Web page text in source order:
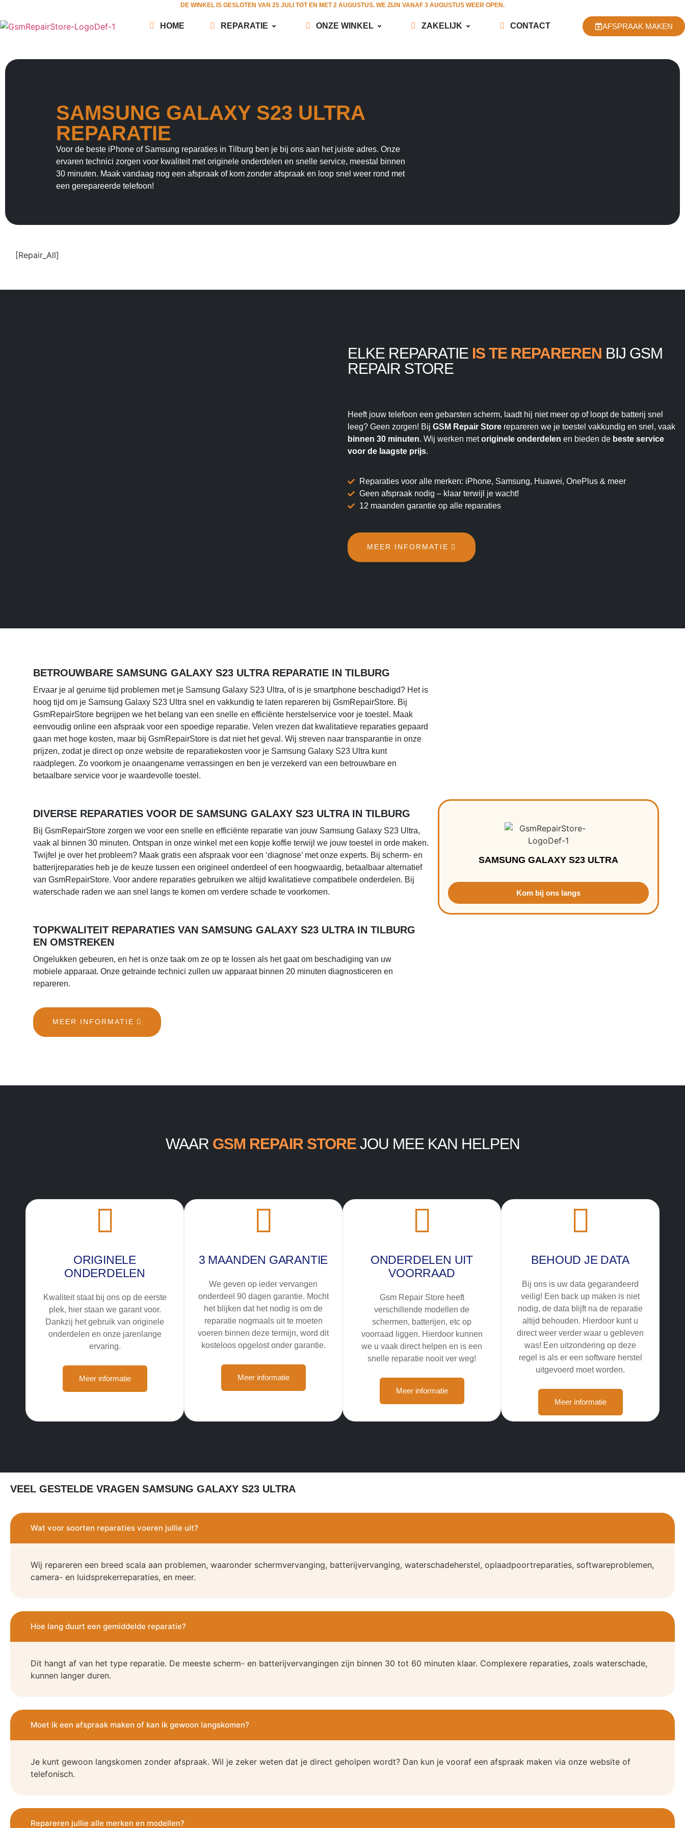
DE WINKEL IS GESLOTEN VAN 25 JULI TOT EN MET 2 AUGUSTUS. WE ZIJN VANAF 3 AUGUSTUS WEER OPEN.
HOME REPARATIE ONZE WINKEL ZAKELIJK CONTACT AFSPRAAK MAKEN
SAMSUNG GALAXY S23 ULTRA
REPARATIE
Voor de beste iPhone of Samsung reparaties in Tilburg ben je bij ons aan het juiste adres. Onze
ervaren technici zorgen voor kwaliteit met originele onderdelen en snelle service, meestal binnen
30 minuten. Maak vandaag nog een afspraak of kom zonder afspraak en loop snel weer rond met
een gerepareerde telefoon!
[Repair_All]
ELKE REPARATIE IS TE REPAREREN BIJ GSM
REPAIR STORE
Heeft jouw telefoon een gebarsten scherm, laadt hij niet meer op of loopt de batterij snel
leeg? Geen zorgen! Bij GSM Repair Store repareren we je toestel vakkundig en snel, vaak
binnen 30 minuten. Wij werken metoriginele onderdelen en bieden de beste service
voor de laagste prijs.
Reparaties voor alle merken: iPhone, Samsung, Huawei, OnePlus & meer
Geen afspraak nodig – klaar terwijl je wacht!
12 maanden garantie op alle reparaties
MEER INFORMATIE
BETROUWBARE SAMSUNG GALAXY S23 ULTRA REPARATIE IN TILBURG
Ervaar je al geruime tijd problemen met je Samsung Galaxy S23 Ultra, of is je smartphone beschadigd? Het is
hoog tijd om je Samsung Galaxy S23 Ultra snel en vakkundig te laten repareren bij GsmRepairStore. Bij
GsmRepairStore begrijpen we het belang van een snelle en efficiënte herstelservice voor je toestel. Maak
eenvoudig online een afspraak voor een spoedige reparatie. Velen vrezen dat kwalitatieve reparaties gepaard
gaan met hoge kosten, maar bij GsmRepairStore is dat niet het geval. Wij streven naar transparantie in onze
prijzen, zodat je direct op onze website de reparatiekosten voor je Samsung Galaxy S23 Ultra kunt
raadplegen. Zo voorkom je onaangename verrassingen en ben je verzekerd van een betrouwbare en
betaalbare service voor je waardevolle toestel.
DIVERSE REPARATIES VOOR DE SAMSUNG GALAXY S23 ULTRA IN TILBURG
Bij GsmRepairStore zorgen we voor een snelle en efficiënte reparatie van jouw Samsung Galaxy S23 Ultra,
vaak al binnen 30 minuten. Ontspan in onze winkel met een kopje koffie terwijl we jouw toestel in orde maken.
Twijfel je over het probleem? Maak gratis een afspraak voor een ‘diagnose’ met onze experts. Bij scherm- en
batterijreparaties heb je de keuze tussen een origineel onderdeel of een hoogwaardig, betaalbaar alternatief
van GsmRepairStore. Voor andere reparaties gebruiken we altijd kwalitatieve compatibele onderdelen. Bij
waterschade raden we aan snel langs te komen om verdere schade te voorkomen.
TOPKWALITEIT REPARATIES VAN SAMSUNG GALAXY S23 ULTRA IN TILBURG
EN OMSTREKEN
Ongelukken gebeuren, en het is onze taak om ze op te lossen als het gaat om beschadiging van uw
mobiele apparaat. Onze getrainde technici zullen uw apparaat binnen 20 minuten diagnosticeren en
repareren.
MEER INFORMATIE
SAMSUNG GALAXY S23 ULTRA
Kom bij ons langs
WAAR GSM REPAIR STOREJOU MEE KAN HELPEN
ORIGINELE
ONDERDELEN
Kwaliteit staat bij ons op de eerste
plek, hier staan we garant voor.
Dankzij het gebruik van originele
onderdelen en onze jarenlange
ervaring.
Meer informatie
3 MAANDEN GARANTIE
We geven op ieder vervangen
onderdeel 90 dagen garantie. Mocht
het blijken dat het nodig is om de
reparatie nogmaals uit te moeten
voeren binnen deze termijn, word dit
kosteloos opgelost onder garantie.
Meer informatie
ONDERDELEN UIT
VOORRAAD
Gsm Repair Store heeft
verschillende modellen de
schermen, batterijen, etc op
voorraad liggen. Hierdoor kunnen
we u vaak direct helpen en is een
snelle reparatie nooit ver weg!
Meer informatie
BEHOUD JE DATA
Bij ons is uw data gegarandeerd
veilig! Een back up maken is niet
nodig, de data blijft na de reparatie
altijd behouden. Hierdoor kunt u
direct weer verder waar u gebleven
was! Een uitzondering op deze
regel is als er een software herstel
uitgevoerd moet worden.
Meer informatie
VEEL GESTELDE VRAGEN SAMSUNG GALAXY S23 ULTRA
Wat voor soorten reparaties voeren jullie uit?
Wij repareren een breed scala aan problemen, waaronder schermvervanging, batterijvervanging, waterschadeherstel, oplaadpoortreparaties, softwareproblemen,
camera- en luidsprekerreparaties, en meer.
Hoe lang duurt een gemiddelde reparatie?
Dit hangt af van het type reparatie. De meeste scherm- en batterijvervangingen zijn binnen 30 tot 60 minuten klaar. Complexere reparaties, zoals waterschade,
kunnen langer duren.
Moet ik een afspraak maken of kan ik gewoon langskomen?
Je kunt gewoon langskomen zonder afspraak. Wil je zeker weten dat je direct geholpen wordt? Dan kun je vooraf een afspraak maken via onze website of
telefonisch.
Repareren jullie alle merken en modellen?